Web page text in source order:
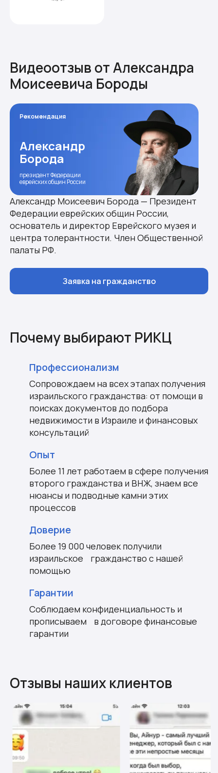
Видеоотзыв от Александра
Моисеевича Бороды
Александр Моисеевич Борода — Президент
Федерации еврейских общин России,
основатель и директор Еврейского музея и
центра толерантности. Член Общественной
палаты РФ.
Заявка на гражданство
Рекомендация
Александр
Борода
президент Федерации
еврейских общин России
Почему выбирают РИКЦ
Профессионализм
Сопровождаем на всех этапах получения
израильского гражданства: от помощи в
поисках документов до подбора
недвижимости в Израиле и финансовых
консультаций
Опыт
Более 11 лет работаем в сфере получения
второго гражданства и ВНЖ, знаем все
нюансы и подводные камни этих
процессов
Доверие
Более 19 000 человек получили
израильское гражданство с нашей
помощью
Гарантии
Соблюдаем конфиденциальность и
прописываем в договоре финансовые
гарантии
Отзывы наших клиентов